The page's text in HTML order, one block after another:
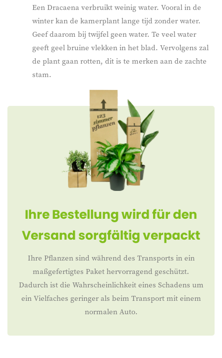
Een Dracaena verbruikt weinig water. Vooral in de
winter kan de kamerplant lange tijd zonder water.
Geef daarom bij twijfel geen water. Te veel water
geeft geel bruine vlekken in het blad. Vervolgens zal
de plant gaan rotten, dit is te merken aan de zachte
stam.
Ihre Bestellung wird für den
Versand sorgfältig verpackt
Ihre Pflanzen sind während des Transports in ein
maßgefertigtes Paket hervorragend geschützt.
Dadurch ist die Wahrscheinlichkeit eines Schadens um
ein Vielfaches geringer als beim Transport mit einem
normalen Auto.